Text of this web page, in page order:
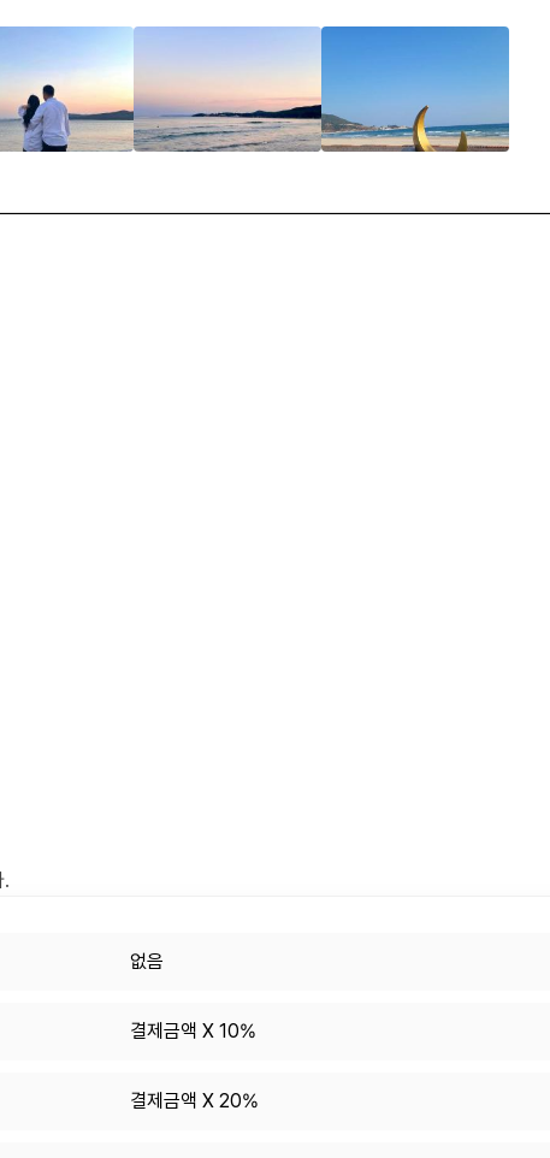
.
없음
결제금액 X 10%
결제금액 X 20%